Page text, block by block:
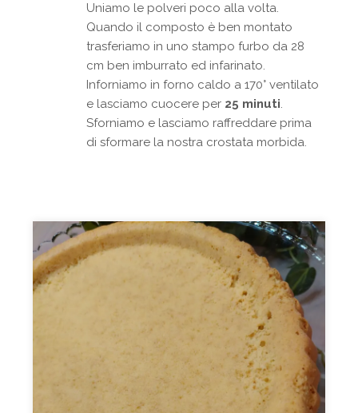
Uniamo le polveri poco alla volta.
Quando il composto è ben montato
trasferiamo in uno stampo furbo da 28
cm ben imburrato ed infarinato.
Inforniamo in forno caldo a 170° ventilato
e lasciamo cuocere per 25 minuti.
Sforniamo e lasciamo raffreddare prima
di sformare la nostra crostata morbida.